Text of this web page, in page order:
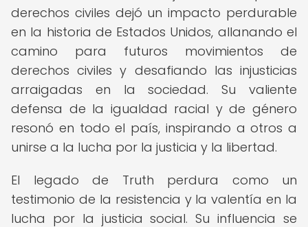
derechos civiles dejó un impacto perdurable
en la historia de Estados Unidos, allanando el
camino para futuros movimientos de
derechos civiles y desafiando las injusticias
arraigadas en la sociedad. Su valiente
defensa de la igualdad racial y de género
resonó en todo el país, inspirando a otros a
unirse a la lucha por la justicia y la libertad.
El legado de Truth perdura como un
testimonio de la resistencia y la valentía en la
lucha por la justicia social. Su influencia se